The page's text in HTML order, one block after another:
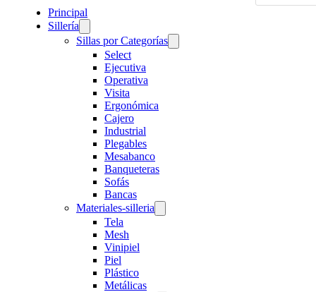
Principal
Sillería
Sillas por Categorías
Select
Ejecutiva
Operativa
Visita
Ergonómica
Cajero
Industrial
Plegables
Mesabanco
Banqueteras
Sofás
Bancas
Materiales-silleria
Tela
Mesh
Vinipiel
Piel
Plástico
Metálicas